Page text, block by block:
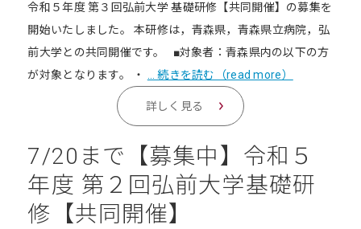
令和５年度 第３回弘前大学 基礎研修【共同開催】の募集を
開始いたしました。 本研修は，青森県，青森県立病院，弘
前大学との共同開催です。 ■対象者：青森県内の以下の方
が対象となります。 ・
… 続きを読む（read more）
詳しく見る
7/20まで【募集中】令和５
年度 第２回弘前大学基礎研
修【共同開催】